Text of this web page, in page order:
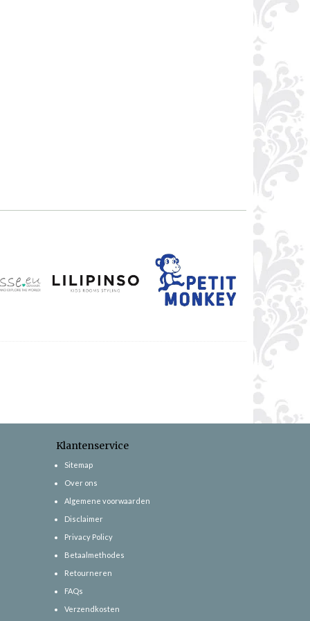
Klantenservice
Sitemap
Over ons
Algemene voorwaarden
Disclaimer
Privacy Policy
Betaalmethodes
Retourneren
FAQs
Verzendkosten